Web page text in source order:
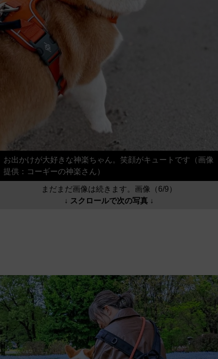
お出かけが大好きな神楽ちゃん。笑顔がキュートです（画像
提供：コーギーの神楽さん）
まだまだ画像は続きます。画像（6/9）
↓ スクロールで次の写真 ↓